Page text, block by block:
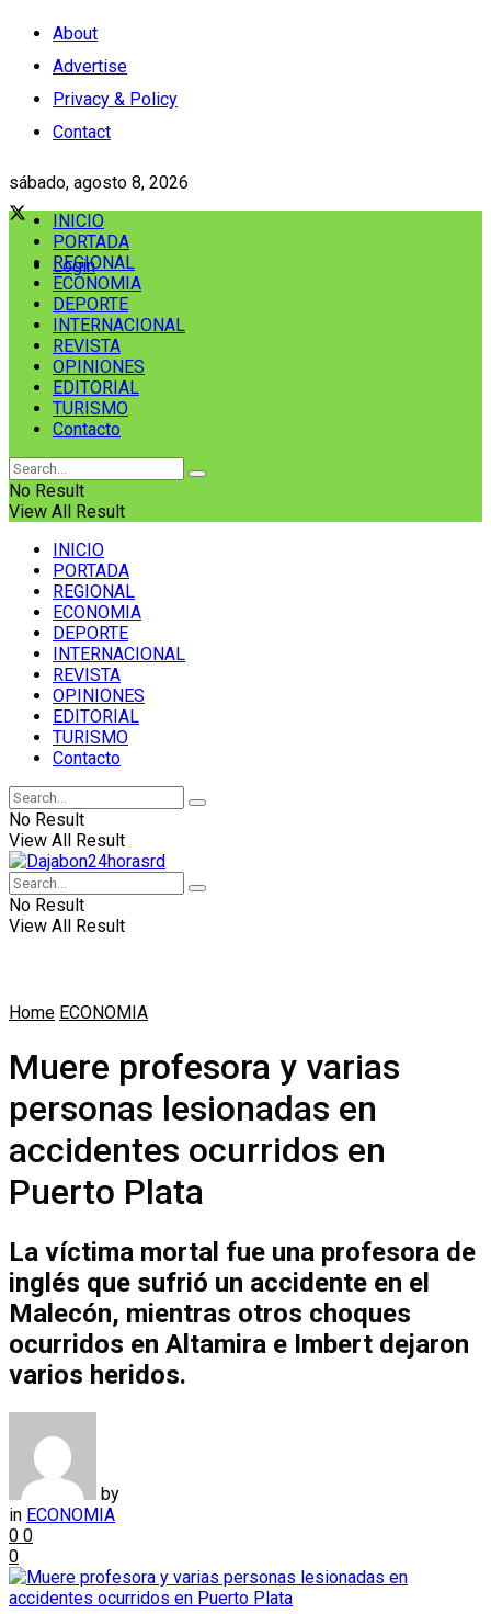
About
Advertise
Privacy & Policy
Contact
sábado, agosto 8, 2026
Login
INICIO
PORTADA
REGIONAL
ECONOMIA
DEPORTE
INTERNACIONAL
REVISTA
OPINIONES
EDITORIAL
TURISMO
Contacto
No Result
View All Result
INICIO
PORTADA
REGIONAL
ECONOMIA
DEPORTE
INTERNACIONAL
REVISTA
OPINIONES
EDITORIAL
TURISMO
Contacto
No Result
View All Result
No Result
View All Result
Home ECONOMIA
Muere profesora y varias
personas lesionadas en
accidentes ocurridos en
Puerto Plata
La víctima mortal fue una profesora de
inglés que sufrió un accidente en el
Malecón, mientras otros choques
ocurridos en Altamira e Imbert dejaron
varios heridos.
by
in ECONOMIA
0 0
0